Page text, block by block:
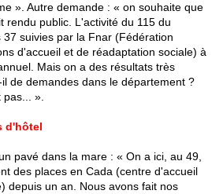
». Autre demande : « on souhaite que
rendu public. L'activité du 115 du
suivies par la Fnar (Fédération
d'accueil et de réadaptation sociale) à
Mais on a des résultats très
de demandes dans le département ?
».
d'hôtel
pavé dans la mare : « On a ici, au 49,
des places en Cada (centre d'accueil
depuis un an. Nous avons fait nos